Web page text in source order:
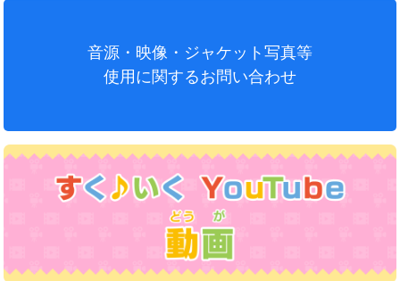
音源・映像・ジャケット写真等
使用に関するお問い合わせ